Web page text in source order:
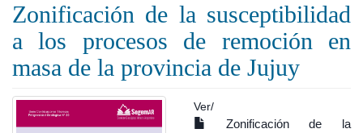
Zonificación de la susceptibilidad
a los procesos de remoción en
masa de la provincia de Jujuy
Ver/
Zonificación de la